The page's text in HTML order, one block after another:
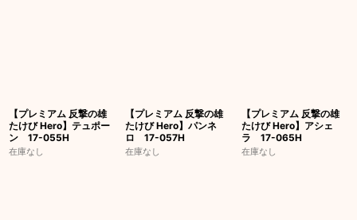
【プレミアム 反撃の雄
たけび Hero】テュポー
ン 17-055H
在庫なし
【プレミアム 反撃の雄
たけび Hero】パンネ
ロ 17-057H
在庫なし
【プレミアム 反撃の雄
たけび Hero】アシェ
ラ 17-065H
在庫なし